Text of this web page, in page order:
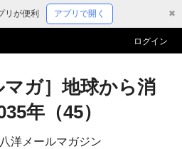
リが便利 アプリで開く ✖
ログイン
マガ］地球から消
年（45）
洋メールマガジン